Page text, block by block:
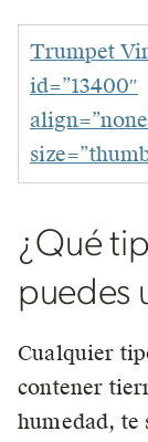
Trumpet
id=”13400″
¿Qué
puedes
Cualquier
contener
humedad, te